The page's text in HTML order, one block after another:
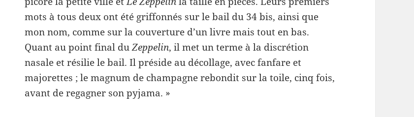
mots à tous deux ont été griffonnés sur le bail du 34 bis, ainsi que
mon nom, comme sur la couverture d’un livre mais tout en bas.
Quant au point final duZeppelin, il met un terme à la discrétion
nasale et résilie le bail. Il préside au décollage, avec fanfare et
majorettes ; le magnum de champagne rebondit sur la toile, cinq fois,
avant de regagner son pyjama. »